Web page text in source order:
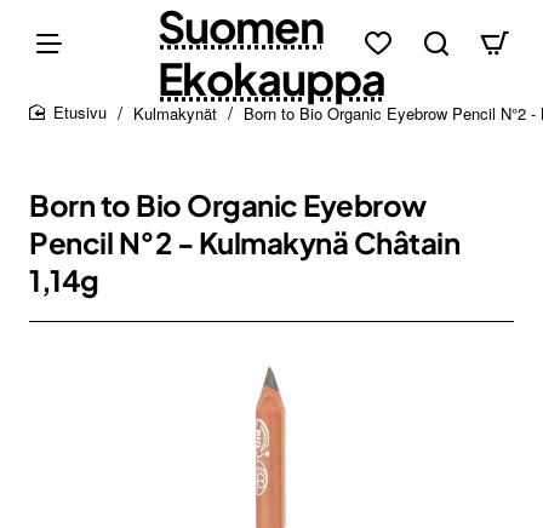
Suomen
Ekokauppa
Kulmakynät Born to Bio Organic Eyebrow Pencil N°2
Born to Bio Organic Eyebrow
Pencil N°2 - Kulmakynä Châtain
1,14g